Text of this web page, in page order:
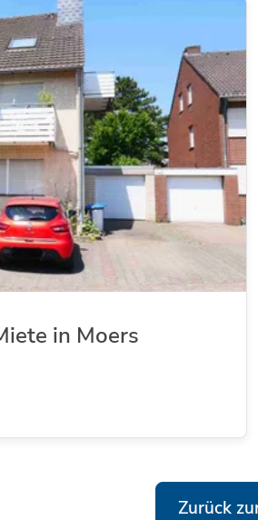
in Moers
Zurück